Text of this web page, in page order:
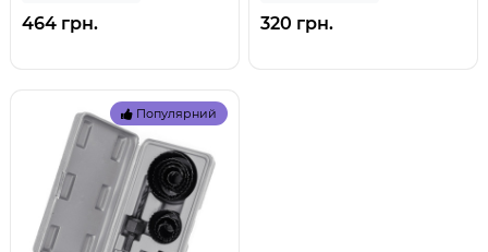
464 грн. 320 грн.
Популярний